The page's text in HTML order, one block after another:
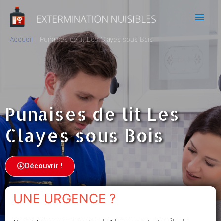
Accueil Punaises de lit Les Clayes sous Bois
Punaises de lit Les
Clayes sous Bois
Découvrir !
UNE URGENCE ?